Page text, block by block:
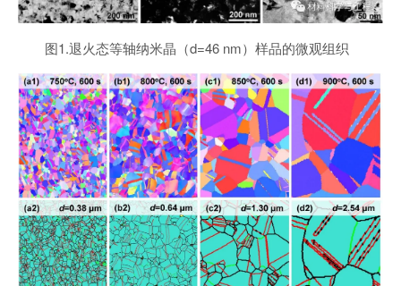
图1.退火态等轴纳米晶（d=46 nm）样品的微观组织